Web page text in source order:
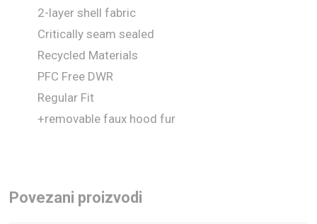
2-layer shell fabric
Critically seam sealed
Recycled Materials
PFC Free DWR
Regular Fit
+removable faux hood fur
Povezani proizvodi